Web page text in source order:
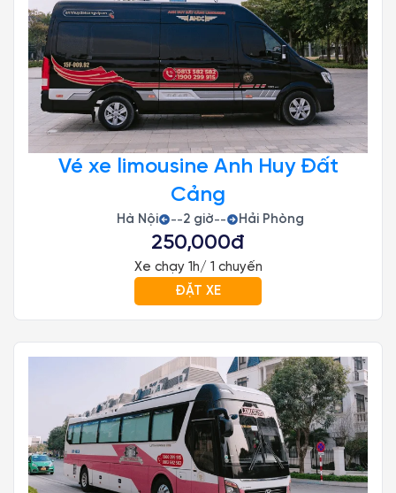
Vé xe limousine Anh Huy Đất
Cảng
Hà Nội --2 giờ-- Hải Phòng
250,000đ
Xe chạy 1h/ 1 chuyến
ĐẶT XE